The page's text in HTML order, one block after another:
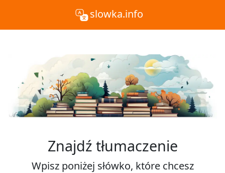
slowka.info
Znajdź tłumaczenie
Wpisz poniżej słówko, które chcesz